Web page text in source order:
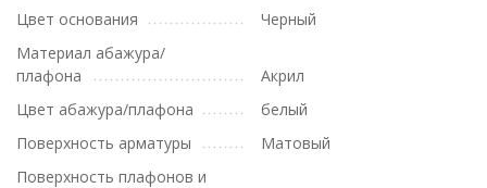
Цвет основания
Черный
Материал абажура/
плафона
Акрил
Цвет абажура/плафона
белый
Поверхность арматуры
Матовый
Поверхность плафонов и